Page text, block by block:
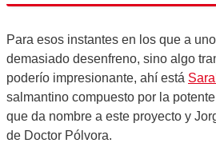
Para esos instantes en los que a
demasiado desenfreno, sino algo
poderío impresionante, ahí está
salmantino compuesto por la
que da nombre a este proyecto y
de Doctor Pólvora.